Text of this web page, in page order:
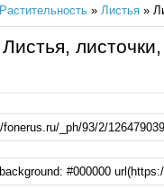
Растительность » Листья »
Листья,